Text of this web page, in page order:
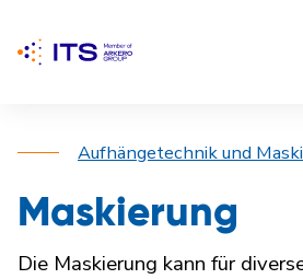
Aufhängetechnik und
Maskierung
Die Maskierung kann für